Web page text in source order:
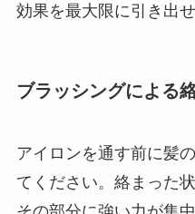
効果を最大限に引き出せ
ブラッシングによる
アイロンを通す前に髪
てください。絡まった